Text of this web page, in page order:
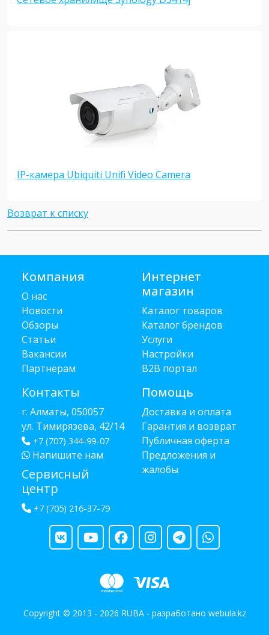
IP-камера Ubiquiti Unifi Video Camera
Возврат к списку
Компания
О нас
Новости
Обзоры
Статьи
Вакансии
Партнёрам
Контакты
г. Алматы, 050057
ул. Тимирязева, 42/14
+7 (707) 344-99-07
Напишите нам
Сервисный
центр
+7 (705) 216-37-79
Интернет
магазин
Каталог товаров
Каталог брендов
Услуги
Настройки
B2B портал
Помощь
Доставка и оплата
Гарантия и возврат
Публичная оферта
Предложения и
жалобы
Copyright © 2013 - 2026 RUBA - разработано webula.kz